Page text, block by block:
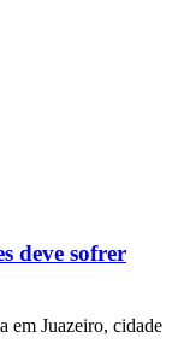
deve sofrer
em Juazeiro, cidade